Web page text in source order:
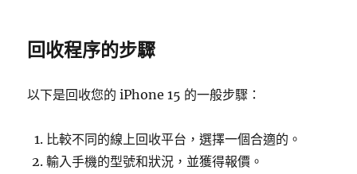
回收程序的步驟
以下是回收您的 iPhone 15 的一般步驟：
比較不同的線上回收平台，選擇一個合適的。
輸入手機的型號和狀況，並獲得報價。